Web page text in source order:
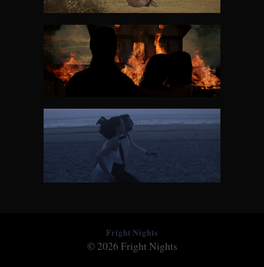
Fright Nights
© 2026 Fright Nights